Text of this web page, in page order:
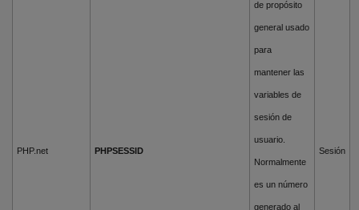
PHP.net PHPSESSID
de propósito
general usado
para
mantener las
variables de
sesión de
usuario.
Normalmente
es un número
generado al
Sesión